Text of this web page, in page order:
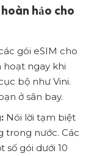
hảo cho
gói eSIM cho
hoạt ngay khi
bộ như Vini.
ở sân bay.
Nói lời tạm biệt
trong nước. Các
gói dưới 10